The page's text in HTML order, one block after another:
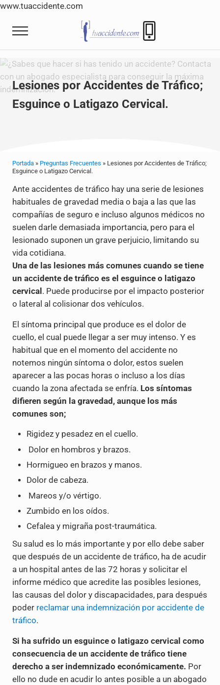
www.tuaccidente.com
Saltar al contenido principal
Skip to header right navigation
Menu
Tuaccidente
Tuaccidente Abogados indemnización
Lesiones por Accidentes de Tráfico;
Esguince o Latigazo Cervical.
Portada» Preguntas Frecuentes » Lesiones por Accidentes de Tráfico;
Esguince o Latigazo Cervical.
Ante accidentes de tráfico hay una serie de lesiones
habituales de gravedad media o baja a las que las
compañías de seguro e incluso algunos médicos no
suelen darle demasiada importancia, pero para el
lesionado suponen un grave perjuicio, limitando su
vida cotidiana.
Una de las lesiones más comunes cuando se tiene
un accidente de tráfico es el esguince o latigazo
cervical . Puede producirse por el impacto posterior
o lateral al colisionar dos vehículos.
El síntoma principal que produce es el dolor de
cuello, el cual puede llegar a ser muy intenso. Y es
habitual que en el momento del accidente no
notemos ningún síntoma o dolor, estos suelen
aparecer a las pocas horas o incluso a los días
cuando la zona afectada se enfría. Los síntomas
difieren según la gravedad, aunque los más
comunes son;
Rigidez y pesadez en el cuello.
Dolor en hombros y brazos.
Hormigueo en brazos y manos.
Dolor de cabeza.
Mareos y/o vértigo.
Zumbido en los oídos.
Cefalea y migraña post-traumática.
Su salud es lo más importante y por ello debe saber
que después de un accidente de tráfico, ha de acudir
a un hospital antes de las 72 horas y solicitar el
informe médico que acredite las posibles lesiones,
las causas del dolor y discapacidades, para después
poder reclamar una indemnización por accidente de
tráfico.
Si ha sufrido un esguince o latigazo cervical como
consecuencia de un accidente de tráfico tiene
derecho a ser indemnizado económicamente. Por
ello no dude en acudir lo antes posible a un abogado